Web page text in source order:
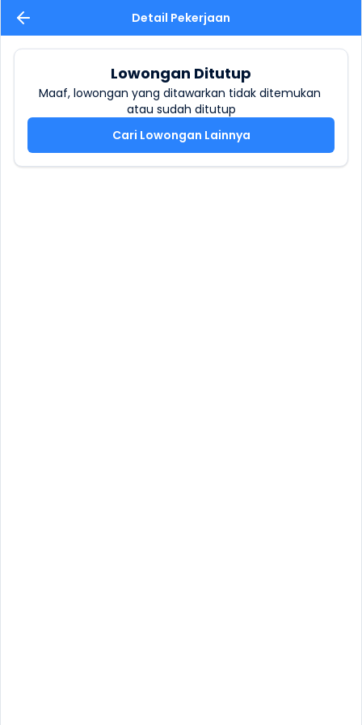
Detail Pekerjaan
Lowongan Ditutup
Maaf, lowongan yang ditawarkan tidak ditemukan
atau sudah ditutup
Cari Lowongan Lainnya